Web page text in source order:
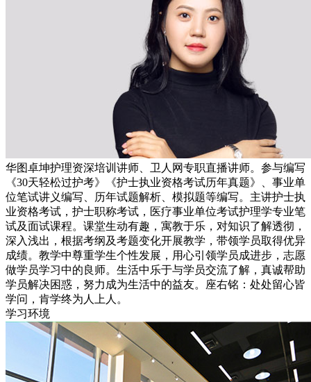
华图卓坤护理资深培训讲师、卫人网专职直播讲师。参与编写
《30天轻松过护考》《护士执业资格考试历年真题》、事业单
位笔试讲义编写、历年试题解析、模拟题等编写。主讲护士执
业资格考试，护士职称考试，医疗事业单位考试护理学专业笔
试及面试课程。课堂生动有趣，寓教于乐，对知识了解透彻，
深入浅出，根据考纲及考题变化开展教学，带领学员取得优异
成绩。教学中尊重学生个性发展，用心引领学员成进步，志愿
做学员学习中的良师。生活中乐于与学员交流了解，真诚帮助
学员解决困惑，努力成为生活中的益友。座右铭：处处留心皆
学问，肯学终为人上人。
学习环境